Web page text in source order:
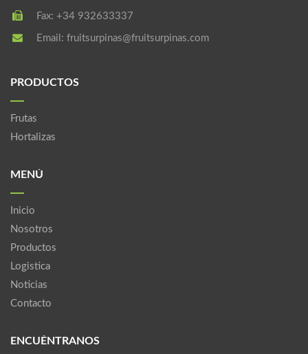
Fax: +34 932633337
Email: fruitsurpinas@fruitsurpinas.com
PRODUCTOS
Frutas
Hortalizas
MENÚ
Inicio
Nosotros
Productos
Logistica
Noticias
Contacto
ENCUÉNTRANOS